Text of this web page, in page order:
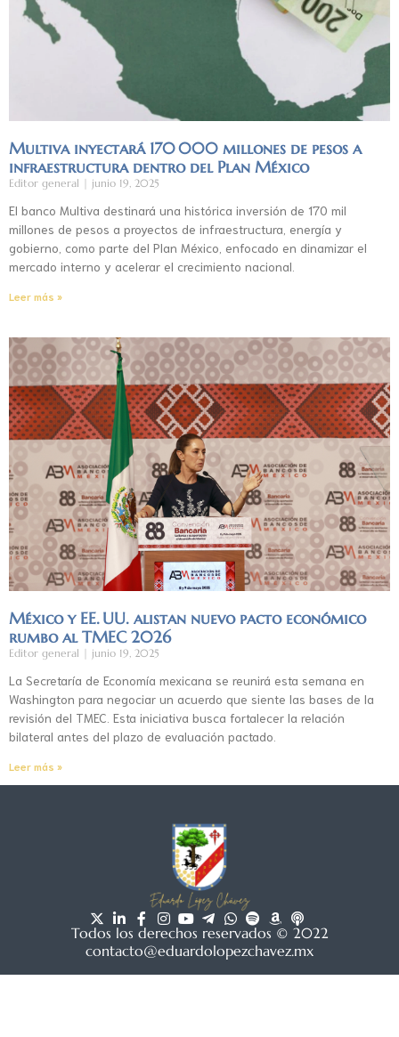
Multiva inyectará 170 000 millones de pesos a
infraestructura dentro del Plan México
Editor general junio 19, 2025
El banco Multiva destinará una histórica inversión de 170 mil
millones de pesos a proyectos de infraestructura, energía y
gobierno, como parte del Plan México, enfocado en dinamizar el
mercado interno y acelerar el crecimiento nacional.
Leer más »
México y EE. UU. alistan nuevo pacto económico
rumbo al TMEC 2026
Editor general junio 19, 2025
La Secretaría de Economía mexicana se reunirá esta semana en
Washington para negociar un acuerdo que siente las bases de la
revisión del TMEC. Esta iniciativa busca fortalecer la relación
bilateral antes del plazo de evaluación pactado.
Leer más »
Todos los derechos reservados © 2022
contacto@eduardolopezchavez.mx